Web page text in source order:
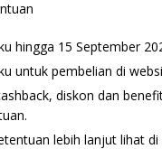
hingga 15 September
untuk pembelian di
diskon dan
lebih lanjut lihat